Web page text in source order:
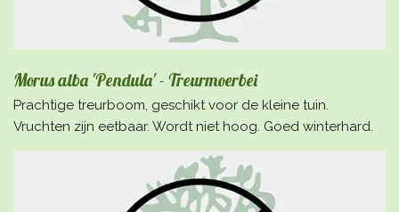
Morus alba 'Pendula' - Treurmoerbei
Prachtige treurboom, geschikt voor de kleine tuin.
Vruchten zijn eetbaar. Wordt niet hoog. Goed winterhard.